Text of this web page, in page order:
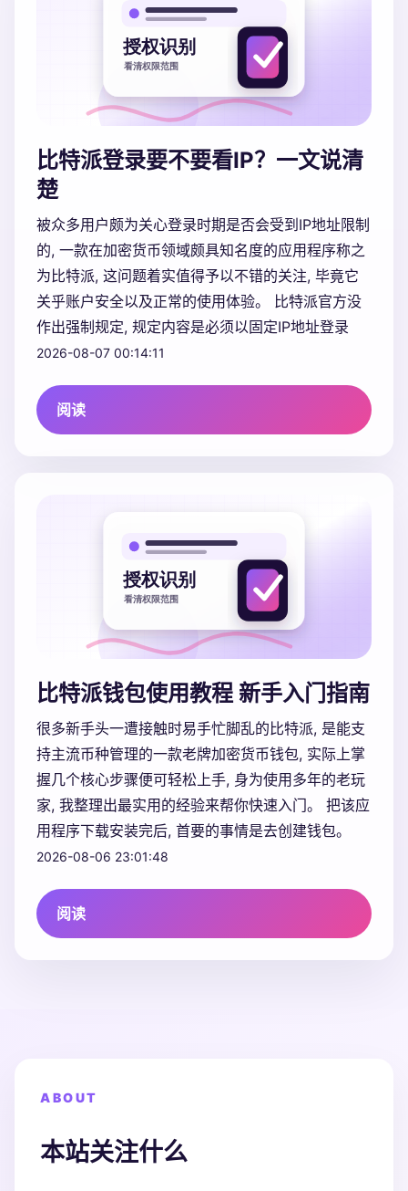
比特派登录要不要看IP？一文说清
楚
被众多用户颇为关心登录时期是否会受到IP地址限制
的, 一款在加密货币领域颇具知名度的应用程序称之
为比特派, 这问题着实值得予以不错的关注, 毕竟它
关乎账户安全以及正常的使用体验。 比特派官方没
作出强制规定, 规定内容是必须以固定IP地址登录
2026-08-07 00:14:11
阅读
比特派钱包使用教程 新手入门指南
很多新手头一遭接触时易手忙脚乱的比特派, 是能支
持主流币种管理的一款老牌加密货币钱包, 实际上掌
握几个核心步骤便可轻松上手, 身为使用多年的老玩
家, 我整理出最实用的经验来帮你快速入门。 把该应
用程序下载安装完后, 首要的事情是去创建钱包。
2026-08-06 23:01:48
阅读
ABOUT
本站关注什么